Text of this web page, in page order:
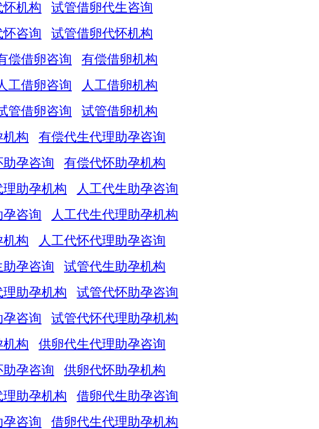
机构
试管借卵代生咨询
咨询
试管借卵代怀机构
偿借卵咨询
有偿借卵机构
工借卵咨询
人工借卵机构
管借卵咨询
试管借卵机构
构
有偿代生代理助孕咨询
孕咨询
有偿代怀助孕机构
助孕机构
人工代生助孕咨询
孕咨询
人工代生代理助孕机构
机构
人工代怀代理助孕咨询
孕咨询
试管代生助孕机构
助孕机构
试管代怀助孕咨询
咨询
试管代怀代理助孕机构
构
供卵代生代理助孕咨询
孕咨询
供卵代怀助孕机构
助孕机构
借卵代生助孕咨询
咨询
借卵代生代理助孕机构